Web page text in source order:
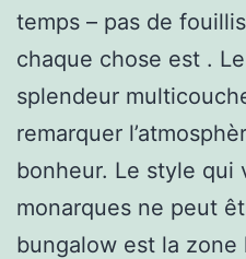
temps – pas de
chaque chose est .
splendeur
remarquer
bonheur. Le style qui
monarques ne peut
bungalow est la